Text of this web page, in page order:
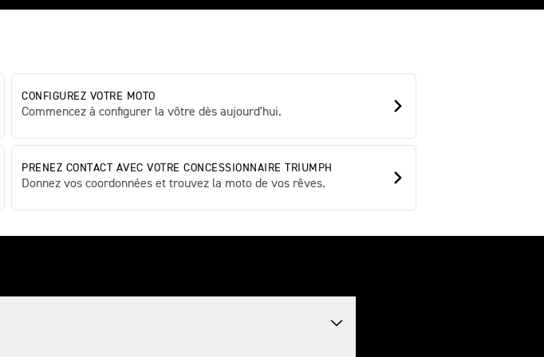
CONFIGUREZ VOTRE MOTO
Commencez à configurer la vôtre dès aujourd'hui.
PRENEZ CONTACT AVEC VOTRE CONCESSIONNAIRE TRIUMPH
Donnez vos coordonnées et trouvez la moto de vos rêves.